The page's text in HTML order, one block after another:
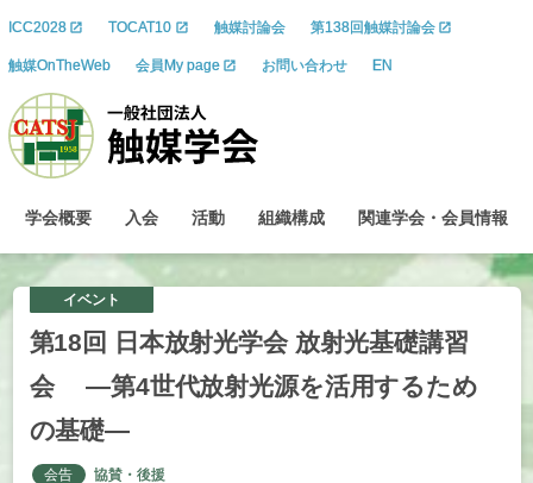
ICC2028 TOCAT10 触媒討論会 第138回触媒討論会
触媒OnTheWeb 会員My page お問い合わせ EN
学会概要 入会 活動 組織構成 関連学会 ・ 会員情報
イベント
第18 回 日本放射光学会 放射光基礎講習
会―第4世代放射光源を活用するため
の基礎―
会告 協賛・後援